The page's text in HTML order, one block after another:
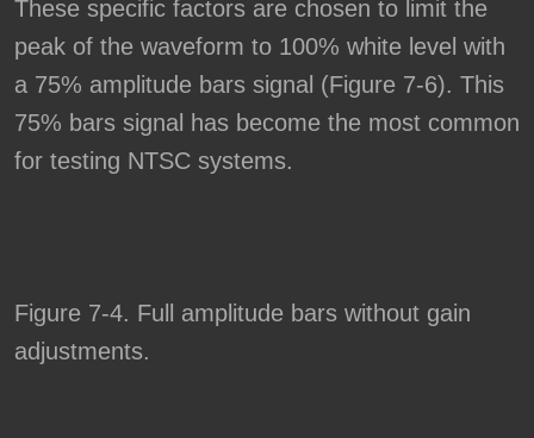
These specific factors are chosen to limit the
peak of the waveform to 100% white level with
a 75% amplitude bars signal (Figure 7-6). This
75% bars signal has become the most common
for testing NTSC systems.
Figure 7-4. Full amplitude bars without gain
adjustments.